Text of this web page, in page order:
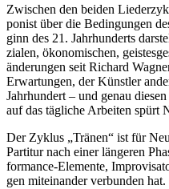
Zwi­schen den bei­den
po­nist über die Be­din­gun­gen
ginn des 21. Jahr­hun­derts
zia­len, öko­no­mi­schen,
än­de­run­gen seit Ri­chard
Er­war­tun­gen, der Künst­ler
Jahr­hun­dert – und ge­nau
auf das täg­li­che Ar­bei­ten spürt
Der Zy­klus „Trä­nen“ ist für
Par­ti­tur nach ei­ner län­ge­ren
for­mance-Ele­men­te,
gen mit­ein­an­der ver­bun­den